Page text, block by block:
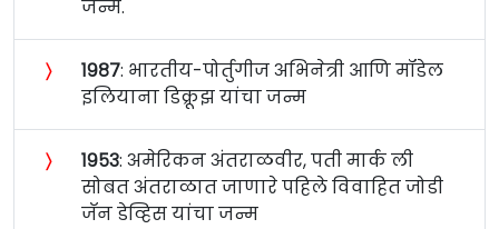
जन्म.
〉 १९८७: भारतीय-पोर्तुगीज अभिनेत्री आणि मॉडेल
इलियाना डिक्रूझ यांचा जन्म
〉 १९५३: अमेरिकन अंतराळवीर, पती मार्क ली
सोबत अंतराळात जाणारे पहिले विवाहित जोडी
जॅन डेव्हिस यांचा जन्म